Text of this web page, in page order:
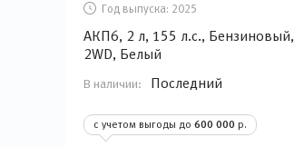
Год выпуска: 2025
АКП6, 2 л, 155 л.с., Бензиновый,
2WD, Белый
В наличии: Последний
с учетом выгоды до 600 000 р.